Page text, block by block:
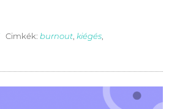
Cimkék: burnout, kiégés,